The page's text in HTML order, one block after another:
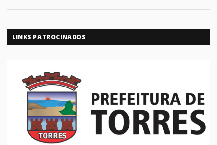
LINKS PATROCINADOS